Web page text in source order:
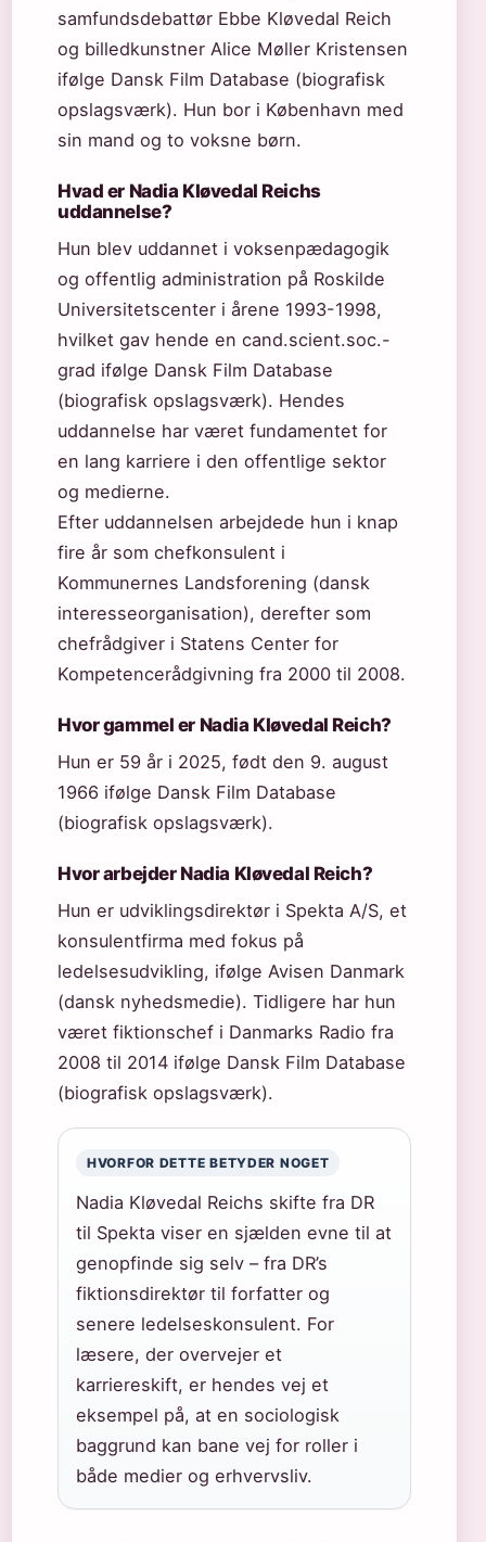
samfundsdebattør Ebbe Kløvedal Reich
og billedkunstner Alice Møller Kristensen
ifølge Dansk Film Database (biografisk
opslagsværk). Hun bor i København med
sin mand og to voksne børn.
Hvad er Nadia Kløvedal Reichs
uddannelse?
Hun blev uddannet i voksenpædagogik
og offentlig administration på Roskilde
Universitetscenter i årene 1993-1998,
hvilket gav hende en cand.scient.soc.-
grad ifølge Dansk Film Database
(biografisk opslagsværk). Hendes
uddannelse har været fundamentet for
en lang karriere i den offentlige sektor
og medierne.
Efter uddannelsen arbejdede hun i knap
fire år som chefkonsulent i
Kommunernes Landsforening (dansk
interesseorganisation), derefter som
chefrådgiver i Statens Center for
Kompetencerådgivning fra 2000 til 2008.
Hvor gammel er Nadia Kløvedal Reich?
Hun er 59 år i 2025, født den 9. august
1966 ifølge Dansk Film Database
(biografisk opslagsværk).
Hvor arbejder Nadia Kløvedal Reich?
Hun er udviklingsdirektør i Spekta A/S, et
konsulentfirma med fokus på
ledelsesudvikling, ifølge Avisen Danmark
(dansk nyhedsmedie). Tidligere har hun
været fiktionschef i Danmarks Radio fra
2008 til 2014 ifølge Dansk Film Database
(biografisk opslagsværk).
HVORFOR DETTE BETYDER NOGET
Nadia Kløvedal Reichs skifte fra DR
til Spekta viser en sjælden evne til at
genopfinde sig selv – fra DR’s
fiktionsdirektør til forfatter og
senere ledelseskonsulent. For
læsere, der overvejer et
karriereskift, er hendes vej et
eksempel på, at en sociologisk
baggrund kan bane vej for roller i
både medier og erhvervsliv.